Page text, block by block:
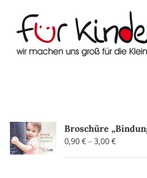
content
Broschüre
0,90€–3,00€